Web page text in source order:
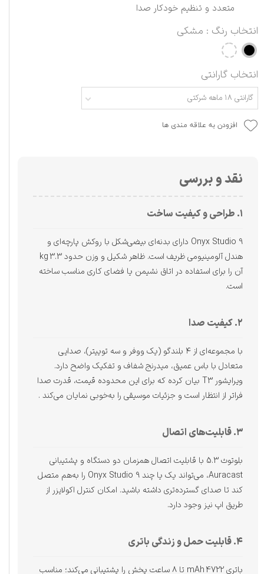
متعدد و تنظیم خودکار صدا
انتخاب رنگ : مشکی
انتخاب گارانتی
گارانتی ۱۸ ماهه شرکتی
افزودن به علاقه مندی ها
نقد و بررسی
۱. طراحی و کیفیت ساخت
Onyx Studio 9 دارای بدنه‌ای بیضی‌شکل با روکش پارچه‌ای و
هندل آلومینیومی ظریف است. ظاهر شکیل و وزن حدود 3.3 kg
آن را برای استفاده در اتاق نشیمن یا فضای کاری مناسب ساخته
است.
۲. کیفیت صدا
با مجموعه‌ای از ۴ بلندگو (یک ووفر و سه توییتر)، صدایی
متعادل با باس عمیق، میدرنج شفاف و تفکیک واضح دارد.
ویرایشور T3 بیان کرده که برای این محدوده قیمت، قدرت صدا
فراتر از انتظار است و جزئیات موسیقی را به‌خوبی نمایان می‌کند .
۳. قابلیت‌های اتصال
بلوتوث 5.3 با قابلیت اتصال همزمان دو دستگاه و پشتیبانی
Auracast، می‌تواند یک یا چند Onyx Studio 9 را به‌هم متصل
کند تا صدای گسترده‌تری داشته باشید. امکان کنترل اکولایزر از
طریق اپ نیز وجود دارد.
۴. قابلیت حمل و زندگی باتری
باتری 4722 mAh تا ۸ ساعت پخش را پشتیبانی می‌کند؛ مناسب